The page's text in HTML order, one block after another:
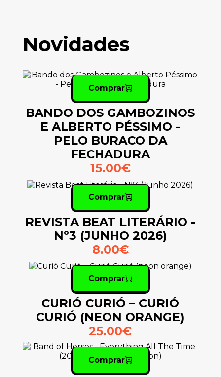
Novidades
Comprar
BANDO DOS GAMBOZINOS
E ALBERTO PÉSSIMO -
PELO BURACO DA
FECHADURA
15.00€
Comprar
REVISTA BEAT LITERÁRIO -
Nº3 (JUNHO 2026)
8.00€
Comprar
CURIÓ CURIÓ – CURIÓ
CURIÓ (NEON ORANGE)
25.00€
Comprar